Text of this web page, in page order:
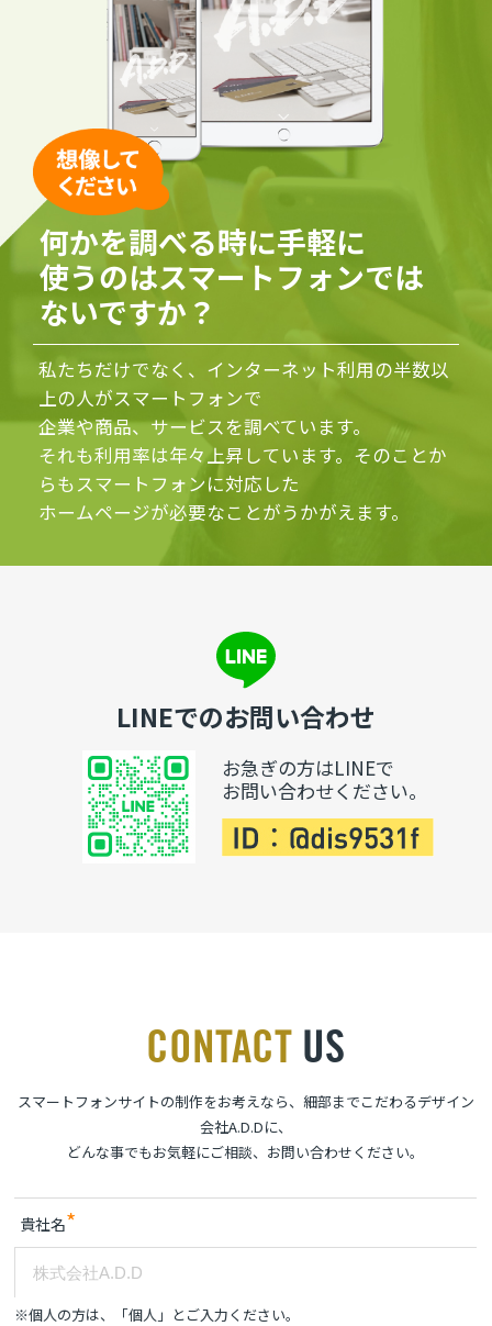
何かを調べる時に手軽に
使うのはスマートフォンでは
ないですか？
私たちだけでなく、インターネット利用の半数以
上の人がスマートフォンで
企業や商品、サービスを調べています。
それも利用率は年々上昇しています。そのことか
らもスマートフォンに対応した
ホームページが必要なことがうかがえます。
LINEでのお問い合わせ
お急ぎの方はLINEで
お問い合わせください。
CONTACT US
スマートフォンサイトの制作をお考えなら、細部までこだわるデザイン
会社A.D.Dに、
どんな事でもお気軽にご相談、お問い合わせください。
貴社名*
※個人の方は、「個人」とご入力ください。